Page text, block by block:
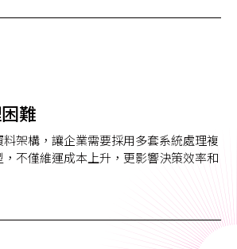
難
架構，讓企業需要採用多套系統處理複
不僅維運成本上升，更影響決策效率和